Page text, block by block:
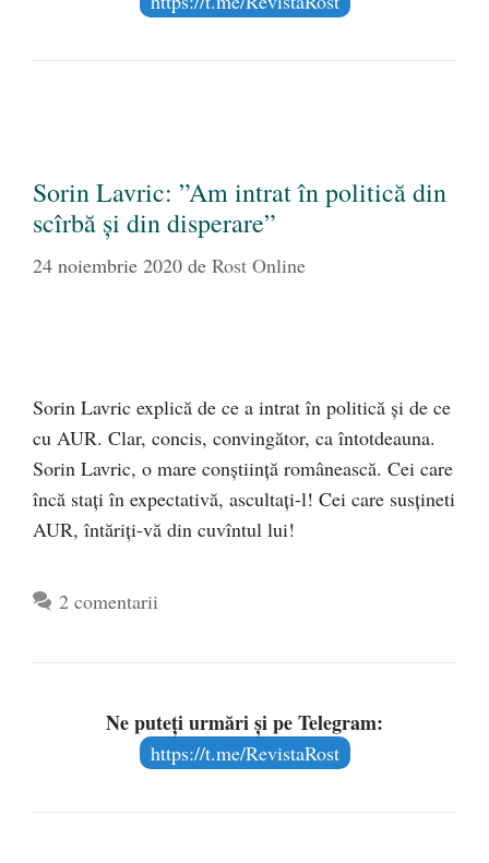
Sorin Lavric: ”Am intrat în politică din
scîrbă și din disperare”
24 noiembrie 2020 de Rost Online
Sorin Lavric explică de ce a intrat în politică și de ce
cu AUR. Clar, concis, convingător, ca întotdeauna.
Sorin Lavric, o mare conștiință românească. Cei care
încă stați în expectativă, ascultați-l! Cei care susțineti
AUR, întăriți-vă din cuvîntul lui!
2 comentarii
Ne puteți urmări și pe Telegram:
https://t.me/RevistaRost